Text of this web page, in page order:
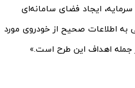
ایجاد فضای سامانه‌ای
به اطلاعات صحیح از خودروی مورد
جمله اهداف این طرح است.»